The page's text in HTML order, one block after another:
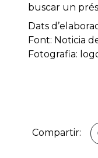
buscar un
Dats
Font: Noticia
Fotografia:
Compartir: